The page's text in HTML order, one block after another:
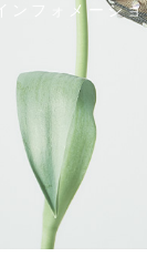
インフォメーシ